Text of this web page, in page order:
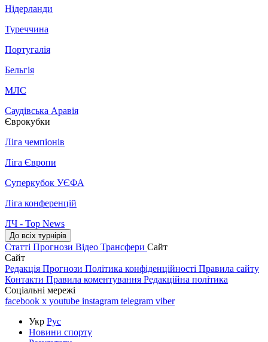
Нідерланди
Туреччина
Португалія
Бельгія
МЛС
Саудівська Аравія
Єврокубки
Ліга чемпіонів
Ліга Європи
Суперкубок УЄФА
Ліга конференцій
ЛЧ - Top News
До всіх турнірів
Статті Прогнози Відео Трансфери Сайт
Сайт
Редакція Прогнози Політика конфіденційності Правила сайту
Контакти Правила коментування Редакційна політика
Соціальні мережі
facebook x youtube instagram telegram viber
Укр Рус
Новини спорту